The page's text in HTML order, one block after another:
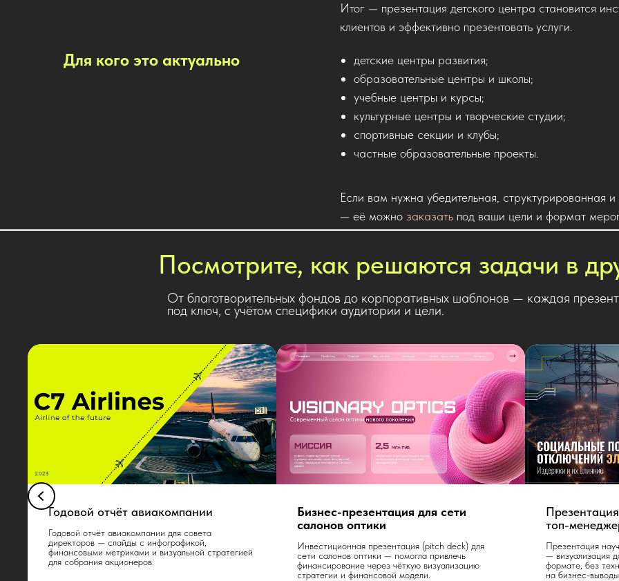
Итог — презентация детского центра становится
клиентов и эффективно презентовать услуги.
Для кого это актуально
детские центры развития;
образовательные центры и школы;
учебные центры и курсы;
культурные центры и творческие студии;
спортивные секции и клубы;
частные образовательные проекты.
Если вам нужна убедительная, структурированная
— её можно заказать под ваши цели и формат
Посмотрите, как решаются задачи в
От благотворительных фондов до корпоративных шаблонов — каждая
под ключ, с учётом специфики аудитории и цели.
Годовой отчёт авиакомпании
Годовой отчёт авиакомпании для совета
директоров — слайды с инфографикой,
финансовыми метриками и визуальной стратегией
для собрания акционеров.
Бизнес-презентация для сети
салонов оптики
Инвестиционная презентация (pitch deck) для
сети салонов оптики — помогла привлечь
финансирование через чёткую визуализацию
стратегии и финансовой модели.
топ-
Презентация
— визуализация
формате, без
на бизнес-выводы.